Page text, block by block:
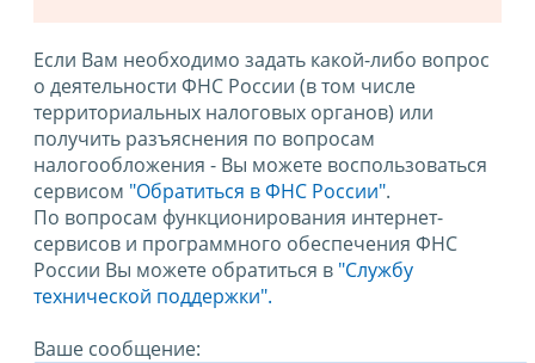
Если Вам необходимо задать какой-либо вопрос
о деятельности ФНС России (в том числе
территориальных налоговых органов) или
получить разъяснения по вопросам
налогообложения - Вы можете воспользоваться
сервисом "Обратиться в ФНС России".
По вопросам функционирования интернет-
сервисов и программного обеспечения ФНС
России Вы можете обратиться в "Службу
технической поддержки".
Ваше сообщение: